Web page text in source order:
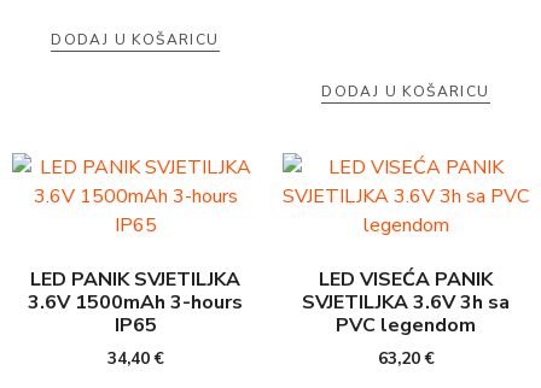
DODAJ U KOŠARICU
DODAJ U KOŠARICU
LED PANIK SVJETILJKA
3.6V 1500mAh 3-hours
IP65
34,40€
LED VISEĆA PANIK
SVJETILJKA 3.6V 3h sa
PVC legendom
63,20€